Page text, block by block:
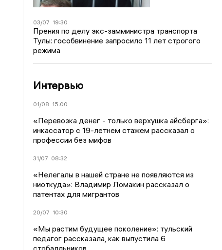
03/07 19:30
Прения по делу экс-замминистра транспорта
Тулы: гособвинение запросило 11 лет строгого
режима
Интервью
01/08 15:00
«Перевозка денег - только верхушка айсберга»:
инкассатор с 19-летнем стажем рассказал о
профессии без мифов
31/07 08:32
«Нелегалы в нашей стране не появляются из
ниоткуда»: Владимир Ломакин рассказал о
патентах для мигрантов
20/07 10:30
«Мы растим будущее поколение»: тульский
педагог рассказала, как выпустила 6
стобалльников